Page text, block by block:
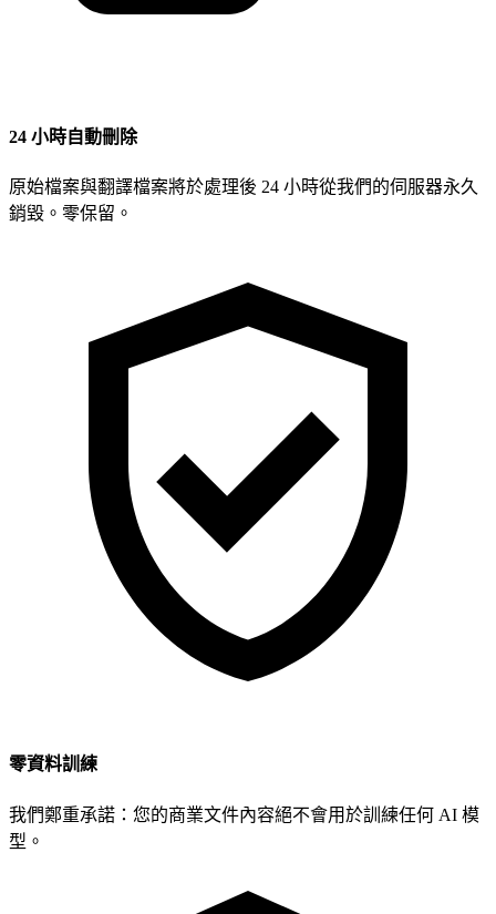
24 小時自動刪除
原始檔案與翻譯檔案將於處理後 24 小時從我們的伺服器永久
銷毀。零保留。
零資料訓練
我們鄭重承諾：您的商業文件內容絕不會用於訓練任何 AI 模
型。